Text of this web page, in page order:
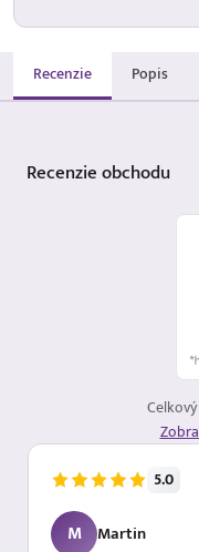
Recenzie Popis
Recenzieobchodu
5.0
M Martin